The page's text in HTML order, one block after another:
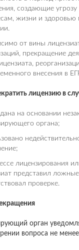
создающие угрозу
жизни и здоровью
от вины
прекращение
внесения в
лицензию в
на основании
органа;
лицензирования
представил
проверке.
орган
вопроса не